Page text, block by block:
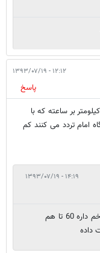
۱۲:۱۲ - ۱۳۹۳/۰۷/۱۹
پاسخ
تو رو خدا امام علی رو هم افزایش دهید. الان 80 کیلومتر بر ساعته که با
امام تردد می کنند کم
۱۴:۱۹ - ۱۳۹۳/۰۷/۱۹
این بزرگراه استاندارد نیست خیلی پیچ و خم داره 60 تا هم
داده